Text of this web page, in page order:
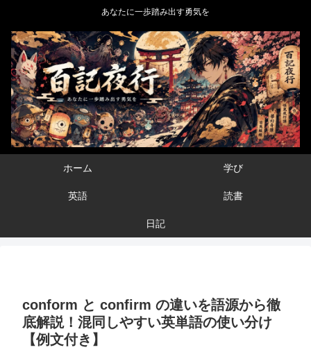
あなたに一歩踏み出す勇気を
ホーム 学び
英語 読書
日記
conform と confirm の違いを語源から徹
底解説！混同しやすい英単語の使い分け
【例文付き】